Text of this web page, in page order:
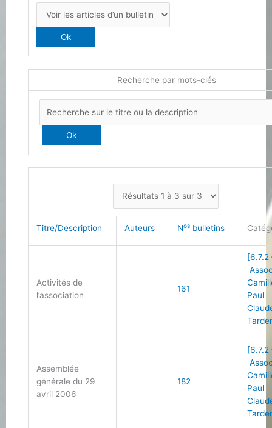
Recherche par mots-clés
Titre/Description Auteurs Nos bulletins
Activités de
l’association
161
[6.7.2
Paul
Assemblée
générale du 29
avril 2006
182
[6.7.2
Paul